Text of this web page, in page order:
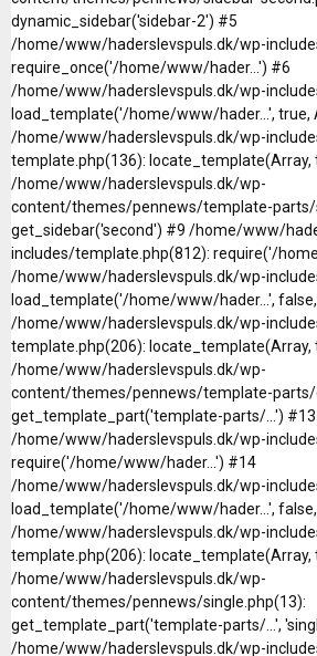
dynamic_sidebar('sidebar-2') #5
/home/www/haderslevspuls.dk/wp-
require_once('/home/www/hader...') #6
/home/www/haderslevspuls.dk/wp-
load_template('/home/www/hader...', true,
/home/www/haderslevspuls.dk/wp-
template.php(136): locate_template(Array,
/home/www/haderslevspuls.dk/wp-
content/themes/pennews/template-parts/
get_sidebar('second') #9 /home/www/
includes/template.php(812): require('/
/home/www/haderslevspuls.dk/wp-
load_template('/home/www/hader...',
/home/www/haderslevspuls.dk/wp-
template.php(206): locate_template(Array,
/home/www/haderslevspuls.dk/wp-
content/themes/pennews/template-parts/
get_template_part('template-parts/...') #13
/home/www/haderslevspuls.dk/wp-
require('/home/www/hader...') #14
/home/www/haderslevspuls.dk/wp-
load_template('/home/www/hader...',
/home/www/haderslevspuls.dk/wp-
template.php(206): locate_template(Array,
/home/www/haderslevspuls.dk/wp-
content/themes/pennews/single.php(13):
get_template_part('template-parts/...',
/home/www/haderslevspuls.dk/wp-